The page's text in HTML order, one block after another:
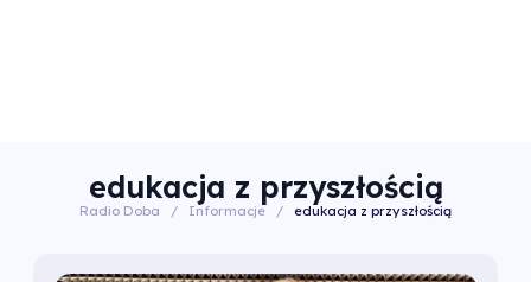
edukacja z przyszłością
Radio Doba / Informacje / edukacja z przyszłością